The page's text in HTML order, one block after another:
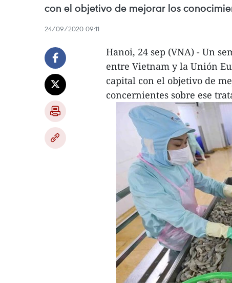
con el objetivo de mejorar los
24/09/2020 09:11
Hanoi, 24 sep (VNA) - Un
entre Vietnam y la Unión
capital con el objetivo de
concernientes sobre ese